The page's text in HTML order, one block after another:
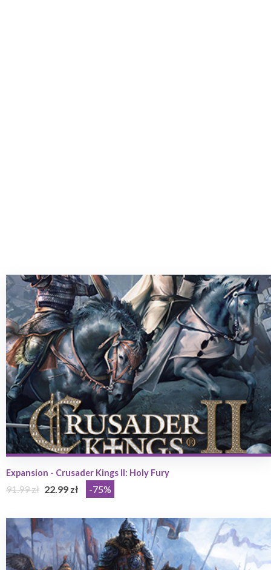
Expansion - Crusader Kings II: Holy Fury
91.99 zł 22.99 zł -75%